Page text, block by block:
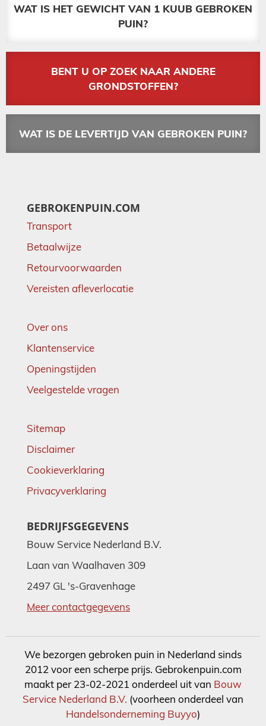
WAT IS HET GEWICHT VAN 1 KUUB GEBROKEN
PUIN?
BENT U OP ZOEK NAAR ANDERE
GRONDSTOFFEN?
WAT IS DE LEVERTIJD VAN GEBROKEN PUIN?
GEBROKENPUIN.COM
Transport
Betaalwijze
Retourvoorwaarden
Vereisten afleverlocatie
Over ons
Klantenservice
Openingstijden
Veelgestelde vragen
Sitemap
Disclaimer
Cookieverklaring
Privacyverklaring
BEDRIJFSGEGEVENS
Bouw Service Nederland B.V.
Laan van Waalhaven 309
2497 GL 's-Gravenhage
Meer contactgegevens
We bezorgen gebroken puin in Nederland sinds
2012 voor een scherpe prijs. Gebrokenpuin.com
maakt per 23-02-2021 onderdeel uit van Bouw
Service Nederland B.V. (voorheen onderdeel van
Handelsonderneming Buyyo)